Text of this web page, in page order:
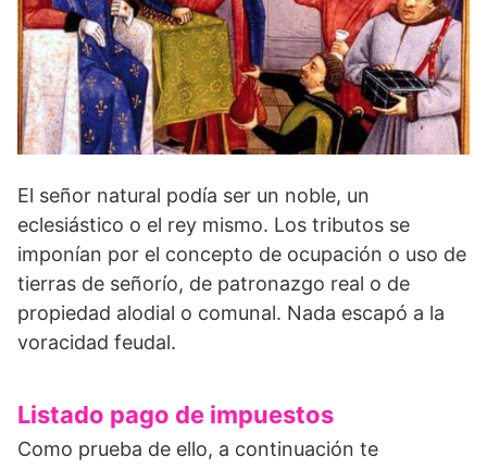
El señor natural podía ser un noble, un
eclesiástico o el rey mismo. Los tributos se
imponían por el concepto de ocupación o uso de
tierras de señorío, de patronazgo real o de
propiedad alodial o comunal. Nada escapó a la
voracidad feudal.
Listado pago de impuestos
Como prueba de ello, a continuación te